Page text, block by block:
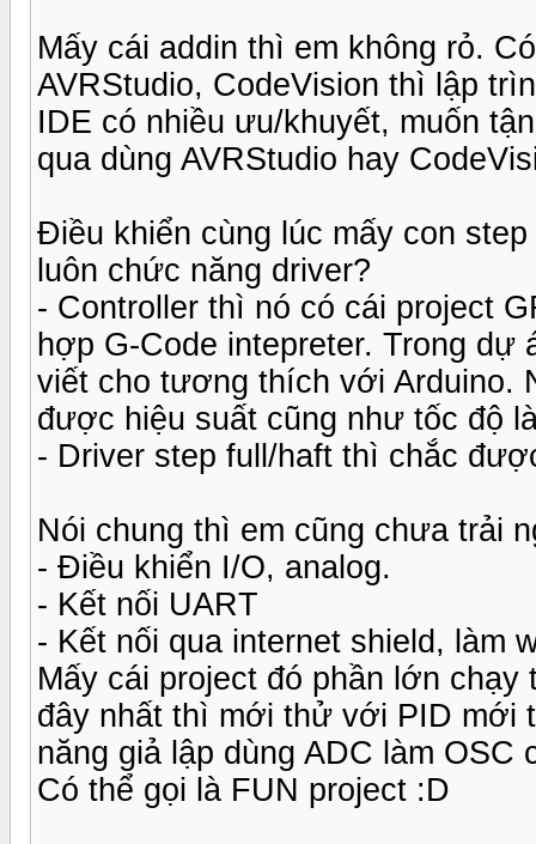
Mấy cái addin thì em không rỏ.
AVRStudio, CodeVision thì lập
IDE có nhiều ưu/khuyết, muốn
qua dùng AVRStudio hay
Điều khiển cùng lúc mấy con
luôn chức năng driver?
- Controller thì nó có cái project
hợp G-Code intepreter. Trong dự
viết cho tương thích với Arduino.
được hiệu suất cũng như tốc độ
- Driver step full/haft thì chắc
Nói chung thì em cũng chưa trải
- Điều khiển I/O, analog.
- Kết nối UART
- Kết nối qua internet shield, làm
Mấy cái project đó phần lớn
đây nhất thì mới thử với PID mới
năng giả lập dùng ADC làm
Có thể gọi là FUN project :D